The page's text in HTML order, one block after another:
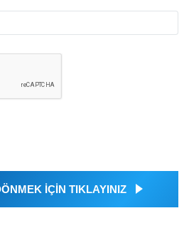
İÇİN TIKLAYINIZ